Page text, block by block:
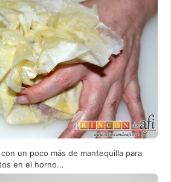
un poco más de mantequilla para
en el horno...